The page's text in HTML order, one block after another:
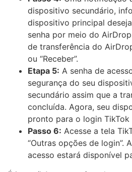
dispositivo secundário,
dispositivo principal
senha por meio do
de transferência do
ou “Receber”.
Etapa 5: A senha de
segurança do seu
secundário assim que a
concluída. Agora, seu
pronto para o login TikTok
Passo 6: Acesse a tela
“Outras opções de login”.
acesso estará disponível